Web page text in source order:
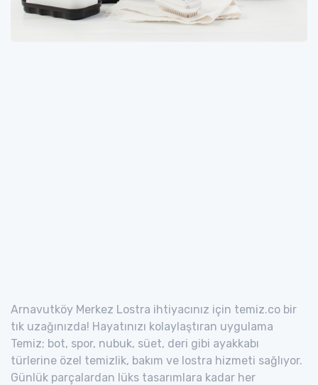
Arnavutköy Merkez Lostra ihtiyacınız için temiz.co bir
tık uzağınızda! Hayatınızı kolaylaştıran uygulama
Temiz; bot, spor, nubuk, süet, deri gibi ayakkabı
türlerine özel temizlik, bakım ve lostra hizmeti sağlıyor.
Günlük parçalardan lüks tasarımlara kadar her